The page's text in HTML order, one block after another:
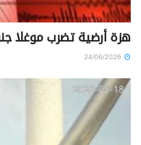
هزة أرضية تضرب موغلا